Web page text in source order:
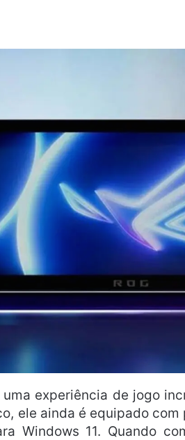
uma experiência de jogo
ele ainda é equipado com
Windows 11. Quando